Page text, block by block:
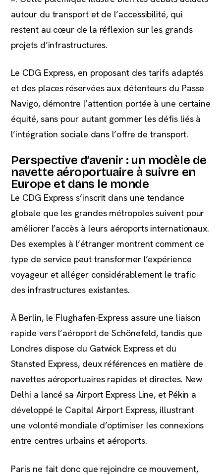
autour du transport et de l’accessibilité, qui
restent au cœur de la réflexion sur les grands
projets d’infrastructures.
Le CDG Express, en proposant des tarifs adaptés
et des places réservées aux détenteurs du Passe
Navigo, démontre l’attention portée à une certaine
équité, sans pour autant gommer les défis liés à
l’intégration sociale dans l’offre de transport.
Perspective d’avenir : un modèle de
navette aéroportuaire à suivre en
Europe et dans le monde
Le CDG Express s’inscrit dans une tendance
globale que les grandes métropoles suivent pour
améliorer l’accès à leurs aéroports internationaux.
Des exemples à l’étranger montrent comment ce
type de service peut transformer l’expérience
voyageur et alléger considérablement le trafic
des infrastructures existantes.
À Berlin, le Flughafen-Express assure une liaison
rapide vers l’aéroport de Schönefeld, tandis que
Londres dispose du Gatwick Express et du
Stansted Express, deux références en matière de
navettes aéroportuaires rapides et directes. New
Delhi a lancé sa Airport Express Line, et Pékin a
développé le Capital Airport Express, illustrant
une volonté mondiale d’optimiser les connexions
entre centres urbains et aéroports.
Paris ne fait donc que rejoindre ce mouvement,